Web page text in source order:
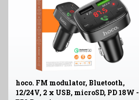
hoco. FM modulator, Bluetooth,
12/24V, 2 x USB, microSD, PD 18W -